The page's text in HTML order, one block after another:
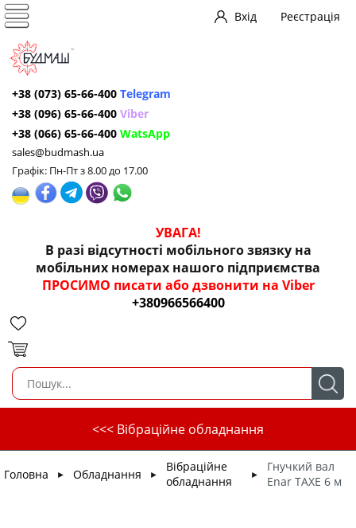
Вхід Реєстрація
+38 (073) 65-66-400 Telegram
+38 (096) 65-66-400 Viber
+38 (066) 65-66-400 WatsApp
sales@budmash.ua
Графік: Пн-Пт з 8.00 до 17.00
УВАГА!
В разі відсутності мобільного звязку на
мобільних номерах нашого підприємства
ПРОСИМО писати або дзвонити на Viber
+380966566400
<<< Вібраційне обладнання
Головна ► Обладнання ►
Вібраційне
обладнання
►
Гнучкий вал
Enar TAXE 6 м